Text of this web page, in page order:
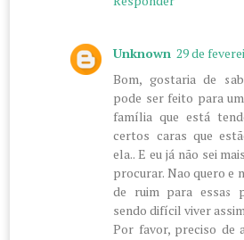
Unknown 29 de
Bom, gostaria de
pode ser feito para
família que está
certos caras que
ela.. E eu já não sei
procurar. Nao quero e
de ruim para essas
sendo difícil viver
Por favor, preciso de